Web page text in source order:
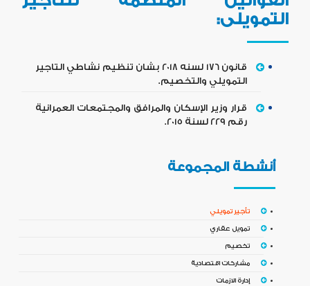
التمويلى:
قانون 176 لسنه 2018 بشان تنظيم نشاطي التاجير
التمويلي والتخصيم.
قرار وزير الإسكان والمرافق والمجتمعات العمرانية
رقم 229 لسنة 2015.
أنشطة المجموعة
تأجير تمويلي
تمويل عقاري
تخصيم
مشاركات اقتصادية
إدارة الازمات